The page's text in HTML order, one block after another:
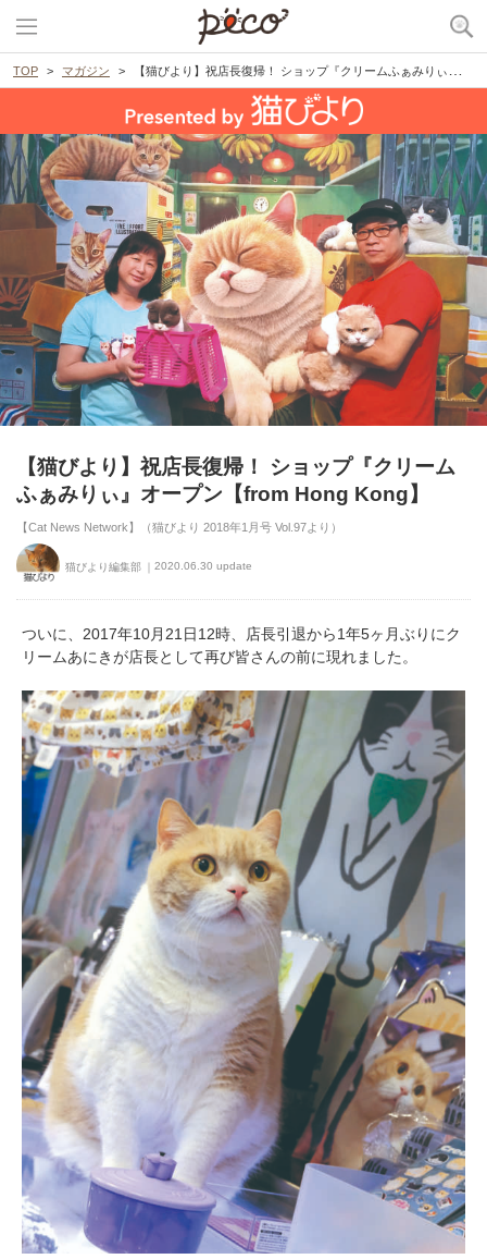
TOP マガジン 【猫びより】祝店長復帰！ ショップ『クリームふぁみりぃ』オープン【from Hong Kong】
【猫びより】祝店長復帰！ ショップ『クリーム
ふぁみりぃ』オープン【from Hong Kong】
【Cat News Network】（猫びより 2018年1月号 Vol.97より）
猫びより編集部 2020.06.30 update
ついに、2017年10月21日12時、店長引退から1年5ヶ月ぶりにク
リームあにきが店長として再び皆さんの前に現れました。